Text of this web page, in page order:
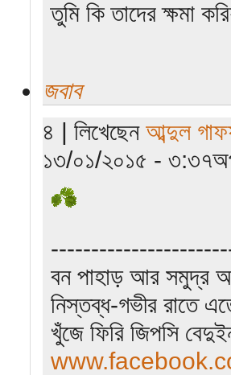
তুমি কি তাদের ক্ষমা
জবাব
৪ | লিখেছেন আব্দুল
১৩/০১/২০১৫ -
বন পাহাড় আর সমুদ্র
নিস্তব্ধ-গভীর রাতে
খুঁজে ফিরি জিপসি